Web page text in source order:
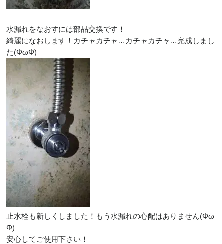
水漏れをなおすには部品交換です！
綺麗になおします！カチャカチャ…カチャカチャ…完成しまし
た(ΦωΦ)
止水栓も新しくしました！もう水漏れの心配はありません(Φω
Φ)
安心してご使用下さい！